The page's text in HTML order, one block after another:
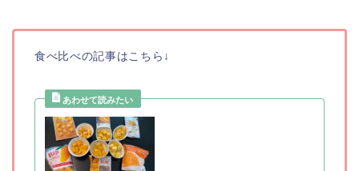
食べ比べの記事はこちら↓